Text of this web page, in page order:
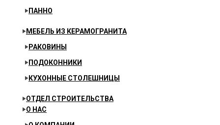
ПАННО
МЕБЕЛЬ ИЗ КЕРАМОГРАНИТА
РАКОВИНЫ
ПОДОКОННИКИ
КУХОННЫЕ СТОЛЕШНИЦЫ
ОТДЕЛ СТРОИТЕЛЬСТВА
О НАС